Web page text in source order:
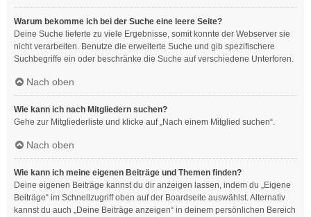
Warum bekomme ich bei der Suche eine leere Seite?
Deine Suche lieferte zu viele Ergebnisse, somit konnte der Webserver sie
nicht verarbeiten. Benutze die erweiterte Suche und gib spezifischere
Suchbegriffe ein oder beschränke die Suche auf verschiedene Unterforen.
Nach oben
Wie kann ich nach Mitgliedern suchen?
Gehe zur Mitgliederliste und klicke auf „Nach einem Mitglied suchen“.
Nach oben
Wie kann ich meine eigenen Beiträge und Themen finden?
Deine eigenen Beiträge kannst du dir anzeigen lassen, indem du „Eigene
Beiträge“ im Schnellzugriff oben auf der Boardseite auswählst. Alternativ
kannst du auch „Deine Beiträge anzeigen“ in deinem persönlichen Bereich